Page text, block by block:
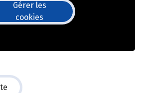
Gérer les
cookies